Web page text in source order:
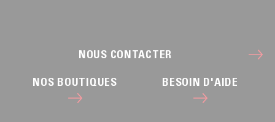
NOUS CONTACTER
NOS BOUTIQUES BESOIN D'AIDE